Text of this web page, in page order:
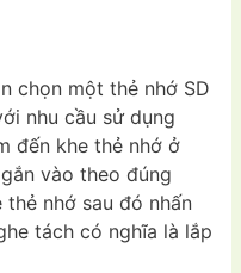
chọn một thẻ nhớ SD
nhu cầu sử dụng
đến khe thẻ nhớ ở
vào theo đúng
nhớ sau đó nhấn
tách có nghĩa là lắp